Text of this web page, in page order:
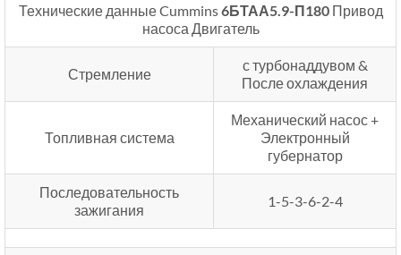
Технические данные Cummins6БТАА5.9-П180 Привод
насоса Двигатель
Стремление
с турбонаддувом &
После охлаждения
Топливная система
Механический насос +
Электронный
губернатор
Последовательность
зажигания
1-5-3-6-2-4